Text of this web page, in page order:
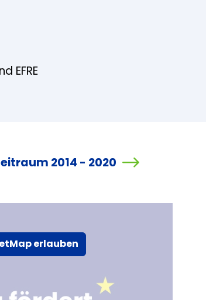
EFRE
2014 - 2020
erlauben